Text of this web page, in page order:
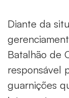
Diante da
Batalhão de
responsável
guarnições